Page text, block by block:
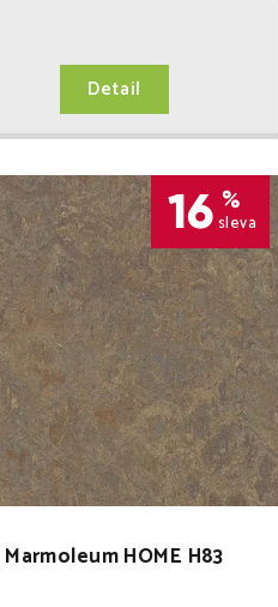
Detail
16 %
sleva
Marmoleum HOME H83